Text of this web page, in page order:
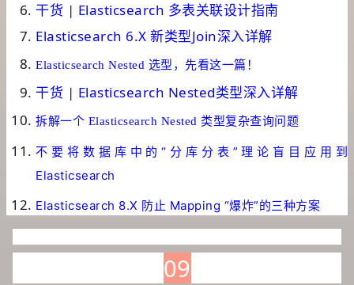
干货 | Elasticsearch 多表关联设计指南
Elasticsearch 6.X 新类型Join深入详解
Elasticsearch Nested 选型，先看这一篇！
干货 | Elasticsearch Nested类型深入详解
拆解一个 Elasticsearch Nested 类型复杂查询问题
不要将数据库中的“分库分表”理论盲目应用到
Elasticsearch
Elasticsearch 8.X 防止 Mapping “爆炸”的三种方案
09